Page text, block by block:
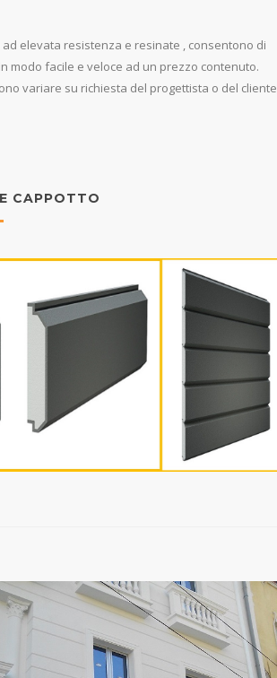
elevata resistenza e resinate , consentono di
modo facile e veloce ad un prezzo contenuto.
variare su richiesta del progettista o del cliente
CAPPOTTO